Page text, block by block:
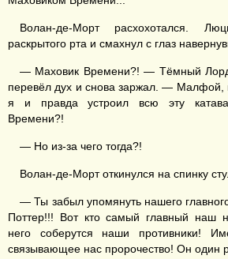
Волан-де-Морт расхохотался.
раскрытого рта и смахнул с глаз
— Маховик Времени?! — Тёмный Лорд
перевёл дух и снова заржал. — Малфой,
я и правда устроил всю эту
Времени?!
— Но из-за чего тогда?!
Волан-де-Морт откинулся на спинку
— Ты забыл упомянуть нашего
Поттер!!! Вот кто самый главный наш
него соберутся наши противники!
связывающее нас пророчество! Он один